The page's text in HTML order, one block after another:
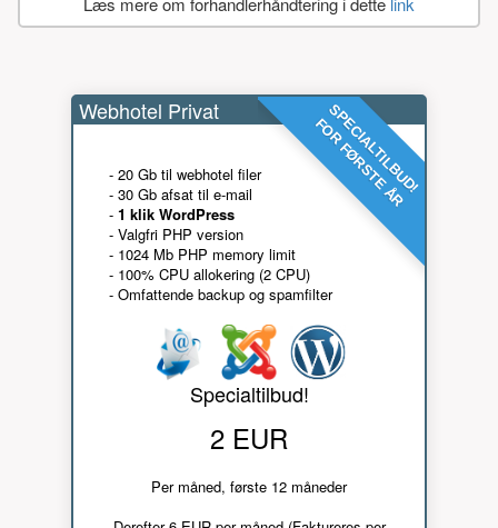
SPECIALTILBUD!
FOR FØRSTE ÅR
Webhotel Privat
- 20 Gb til webhotel filer
- 30 Gb afsat til e-mail
- 1 klik WordPress
- Valgfri PHP version
- 1024 Mb PHP memory limit
- 100% CPU allokering (2 CPU)
- Omfattende backup og spamfilter
Specialtilbud!
2 EUR
Per måned, første 12 måneder